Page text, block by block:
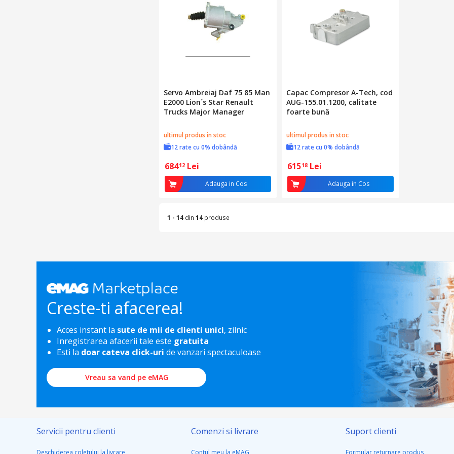
Servo Ambreiaj Daf 75 85 Man
E2000 Lion´s Star Renault
Trucks Major Manager
ultimul produs in stoc
12 rate cu 0% dobândă
68412 Lei
Adauga in Cos
Capac Compresor A-Tech, cod
AUG-155.01.1200, calitate
foarte bună
ultimul produs in stoc
12 rate cu 0% dobândă
61518 Lei
Adauga in Cos
1 - 14 din 14 produse
Creste-ti afacerea!
Acces instant la sute de mii de clienti unici, zilnic
Inregistrarea afacerii tale este gratuita
Esti la doar cateva click-uri de vanzari spectaculoase
Vreau sa vand pe eMAG
Servicii pentru clienti
Deschiderea coletului la livrare
Comenzi si livrare
Contul meu la eMAG
Suport clienti
Formular returnare produs